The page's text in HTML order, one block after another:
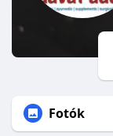
Fotók